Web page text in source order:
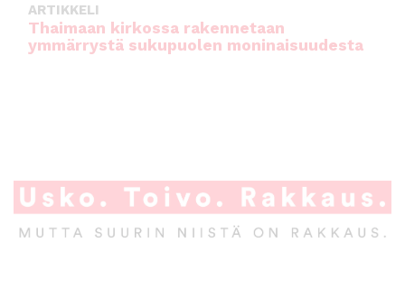
ARTIKKELI
Thaimaan kirkossa rakennetaan
ymmärrystä sukupuolen moninaisuudesta